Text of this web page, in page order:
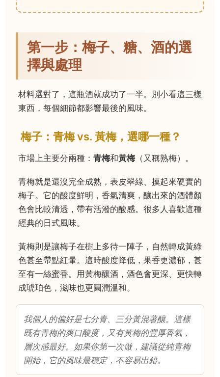
第一步：梅子、糖、酒的選
擇與處理
材料選對了，這瓶酒就成功了一半。別小看這三樣
東西，每個細節都影響最後的風味。
梅子：青梅 vs. 黃梅，選哪一種？
市場上主要分兩種： 青梅和黃梅（又稱熟梅）。
青梅就是還沒完全成熟，表皮翠綠、摸起來硬實的
梅子。它的酸度鮮明，香氣清爽，釀出來的酒體顏
色會比較清透，帶有活潑的酸感。很多人喜歡這種
經典的日式風味。
黃梅則是讓梅子在樹上多待一陣子，自然轉成黃綠
色甚至帶點紅暈。這時酸度降低，果香更濃郁，甚
至有一絲蜜香。用黃梅釀酒，酒色會更深、更快轉
成琥珀色，滋味也更圓潤溫和。
我個人的偏好是七分青、三分黃混著釀。這樣
既有青梅的爽口酸度，又有黃梅的豐厚香氣，
層次感最好。如果你第一次做，建議從純青梅
開始，它的風味最穩定，不容易出錯。